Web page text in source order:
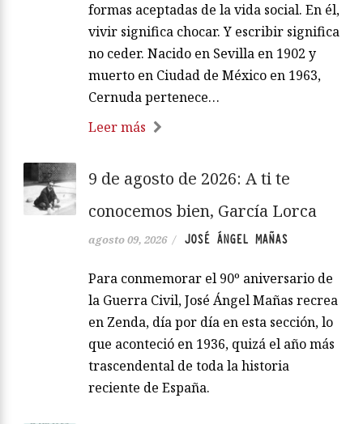
formas aceptadas de la vida social. En él,
vivir significa chocar. Y escribir significa
no ceder. Nacido en Sevilla en 1902 y
muerto en Ciudad de México en 1963,
Cernuda pertenece…
Leer más
9 de agosto de 2026: A ti te
conocemos bien, García Lorca
agosto 09, 2026 / JOSÉ ÁNGEL MAÑAS
Para conmemorar el 90º aniversario de
la Guerra Civil, José Ángel Mañas recrea
en Zenda, día por día en esta sección, lo
que aconteció en 1936, quizá el año más
trascendental de toda la historia
reciente de España.